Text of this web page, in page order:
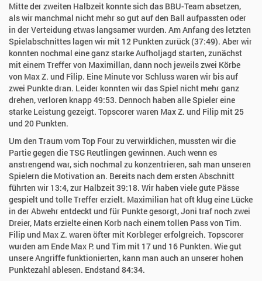
Mitte der zweiten Halbzeit konnte sich das BBU-Team absetzen,
als wir manchmal nicht mehr so gut auf den Ball aufpassten oder
in der Verteidung etwas langsamer wurden. Am Anfang des letzten
Spielabschnittes lagen wir mit 12 Punkten zurück (37:49). Aber wir
konnten nochmal eine ganz starke Aufholjagd starten, zunächst
mit einem Treffer von Maximillan, dann noch jeweils zwei Körbe
von Max Z. und Filip. Eine Minute vor Schluss waren wir bis auf
zwei Punkte dran. Leider konnten wir das Spiel nicht mehr ganz
drehen, verloren knapp 49:53. Dennoch haben alle Spieler eine
starke Leistung gezeigt. Topscorer waren Max Z. und Filip mit 25
und 20 Punkten.
Um den Traum vom Top Four zu verwirklichen, mussten wir die
Partie gegen die TSG Reutlingen gewinnen. Auch wenn es
anstrengend war, sich nochmal zu konzentrieren, sah man unseren
Spielern die Motivation an. Bereits nach dem ersten Abschnitt
führten wir 13:4, zur Halbzeit 39:18. Wir haben viele gute Pässe
gespielt und tolle Treffer erzielt. Maximilian hat oft klug eine Lücke
in der Abwehr entdeckt und für Punkte gesorgt, Joni traf noch zwei
Dreier, Mats erzielte einen Korb nach einem tollen Pass von Tim.
Filip und Max Z. waren öfter mit Korbleger erfolgreich. Topscorer
wurden am Ende Max P. und Tim mit 17 und 16 Punkten. Wie gut
unsere Angriffe funktionierten, kann man auch an unserer hohen
Punktezahl ablesen. Endstand 84:34.